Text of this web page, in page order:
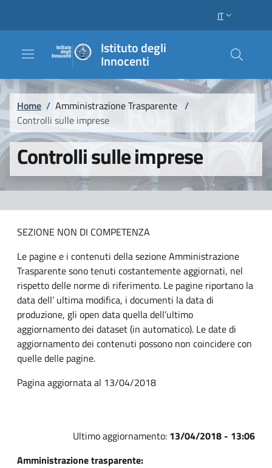
SELETTORE
IT
Istituto degli
Innocenti
Briciole di pane
Home / Amministrazione Trasparente /
Controlli sulle imprese
Controlli sulle imprese
SEZIONE NON DI COMPETENZA
Le pagine e i contenuti della sezione Amministrazione
Trasparente sono tenuti costantemente aggiornati, nel
rispetto delle norme di riferimento. Le pagine riportano la
data dell’ ultima modifica, i documenti la data di
produzione, gli open data quella dell’ultimo
aggiornamento dei dataset (in automatico). Le date di
aggiornamento dei contenuti possono non coincidere con
quelle delle pagine.
Pagina aggiornata al 13/04/2018
Ultimo aggiornamento: 13/04/2018 - 13:06
Amministrazione trasparente: